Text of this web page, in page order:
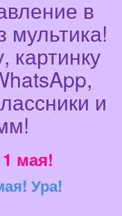
в
мультика!
картинку
и
мая!
Ура!